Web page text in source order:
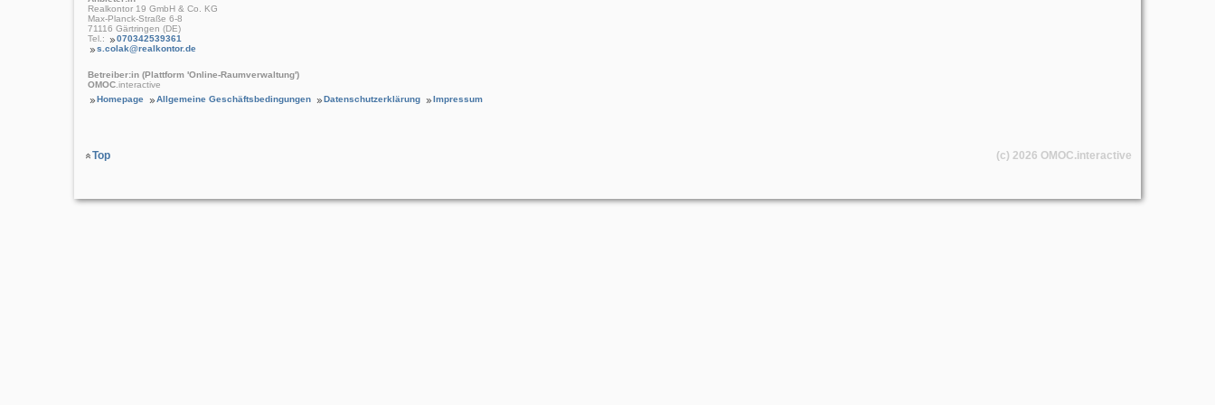
Realkontor 19 GmbH & Co. KG
Max-Planck-Straße 6-8
71116 Gärtringen (DE)
Tel.:
070342539361
s.colak@realkontor.de
Betreiber:in (Plattform 'Online-Raumverwaltung')
OMOC .interactive
Homepage
Allgemeine Geschäftsbedingungen Datenschutzerklärung Impressum
Top (c) 2026 OMOC.interactive